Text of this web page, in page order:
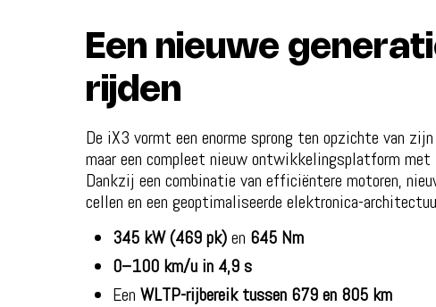
Een nieuwe
rijden
De iX3 vormt een enorme sprong ten opzichte van
maar een compleet nieuw ontwikkelingsplatform met
Dankzij een combinatie van efficiëntere motoren,
cellen en een geoptimaliseerde elektronica-
345 kW (469 pk)en 645 Nm
0–100 km/u in 4,9 s
Een WLTP-rijbereik tussen 679 en 805 km